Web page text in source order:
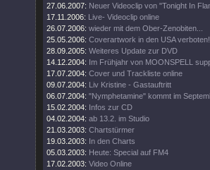
27.06.2007: Neuer Videoclip von "Tonight In
17.11.2006: Live- Videoclip online
26.07.2006: wieder mit dem Ober-Zenobiten...
25.05.2006: Coverartwork in den USA verboten!
28.09.2005: Weiteres Update zur DVD
14.12.2004: Im Frühjahr von MOONSPELL
17.07.2004: Cover und Trackliste online
09.07.2004: Liv Kristine - Gastauftritt
06.07.2004: "Nymphetamine" kommt im
15.02.2004: Infos zur CD
04.02.2004: ab 13.2. im Studio
21.03.2003: Chartstürmer
19.03.2003: In den Charts
05.03.2003: Heute: Special auf FM4
17.02.2003: Video Online